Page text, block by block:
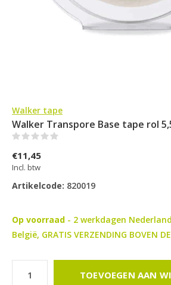
Walker tape
Walker Transpore Base tape rol
€11,45
Incl. btw
Artikelcode: 820019
Op voorraad - 2 werkdagen
België, GRATIS VERZENDING BOVEN
TOEVOEGEN AAN